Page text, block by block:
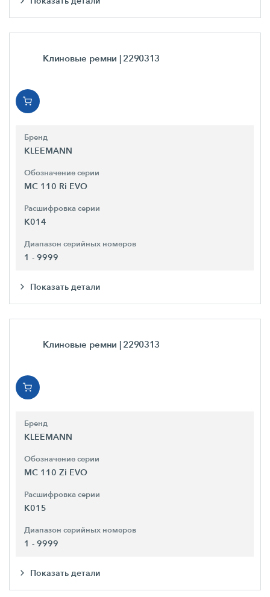
Клиновые ремни | 2290313
Бренд
KLEEMANN
Обозначение серии
MC 110 Ri EVO
Расшифровка серии
K014
Диапазон серийных номеров
1 - 9999
Показать детали
Клиновые ремни | 2290313
Бренд
KLEEMANN
Обозначение серии
MC 110 Zi EVO
Расшифровка серии
K015
Диапазон серийных номеров
1 - 9999
Показать детали